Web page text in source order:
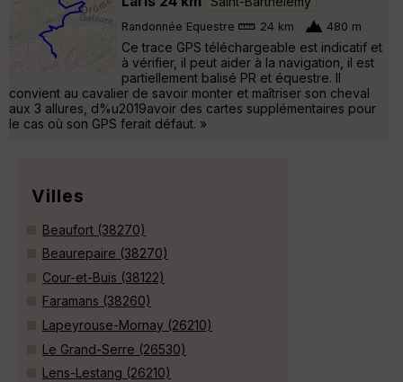
Randonnée Equestre 24 km 480 m
Ce trace GPS téléchargeable est indicatif et
à vérifier, il peut aider à la navigation, il est
partiellement balisé PR et équestre. Il
convient au cavalier de savoir monter et maîtriser son cheval
aux 3 allures, d%u2019avoir des cartes supplémentaires pour
le cas où son GPS ferait défaut. »
Villes
Beaufort (38270)
Beaurepaire (38270)
Cour-et-Buis (38122)
Faramans (38260)
Lapeyrouse-Mornay (26210)
Le Grand-Serre (26530)
Lens-Lestang (26210)